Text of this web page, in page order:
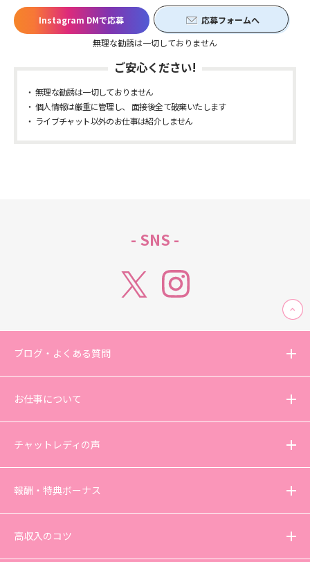
Instagram DMで応募
応募フォームへ
無理な勧誘は一切しておりません
ご安心ください!
無理な勧誘は一切しておりません
個人情報は厳重に管理し、 面接後全て破棄いたします
ライブチャット以外のお仕事は紹介しません
- SNS -
ブログ・よくある質問
お仕事について
チャットレディの声
報酬・特典ボーナス
高収入のコツ